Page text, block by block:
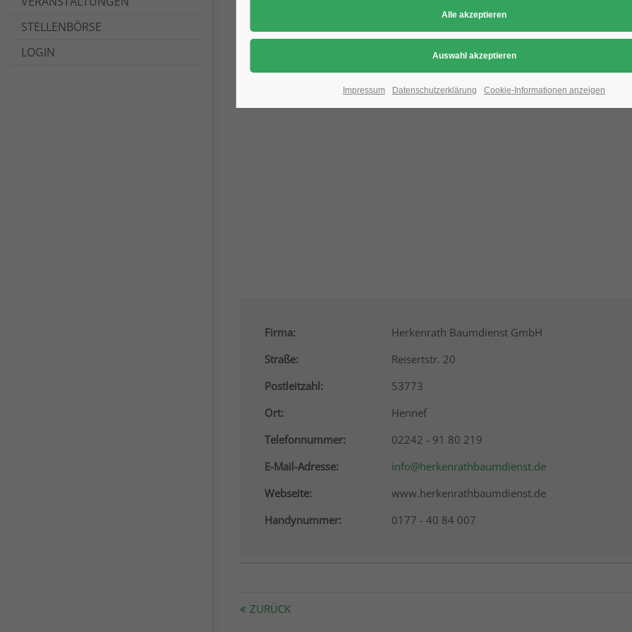
STELLENBÖRSE
LOGIN
Aufgrund der Datenschutzeinstellungen wird
Datenschutz-Einstellungen , indem
Firma:
Herkenrath Baumdienst GmbH
Straße:
Reisertstr. 20
Postleitzahl:
53773
Ort:
Hennef
Telefonnummer:
02242 - 91 80 219
E-Mail-Adresse:
info@herkenrathbaumdienst.de
Webseite:
www.herkenrathbaumdienst.de
Handynummer:
0177 - 40 84 007
ZURÜCK
Impressum Datenschutzerklärung Cookie-Informationen anzeigen